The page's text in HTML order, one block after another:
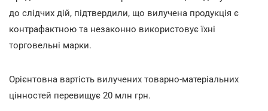
до слідчих дій, підтвердили, що вилучена продукція є
контрафактною та незаконно використовує їхні
торговельні марки.
Орієнтовна вартість вилучених товарно-матеріальних
цінностей перевищує 20 млн грн.